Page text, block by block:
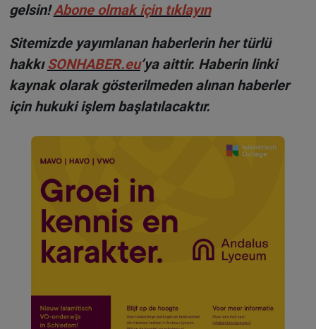
gelsin! Abone olmak için tıklayın
Sitemizde yayımlanan haberlerin her türlü
hakkıSONHABER.eu’ya aittir. Haberin linki
kaynak olarak gösterilmeden alınan haberler
için hukuki işlem başlatılacaktır.